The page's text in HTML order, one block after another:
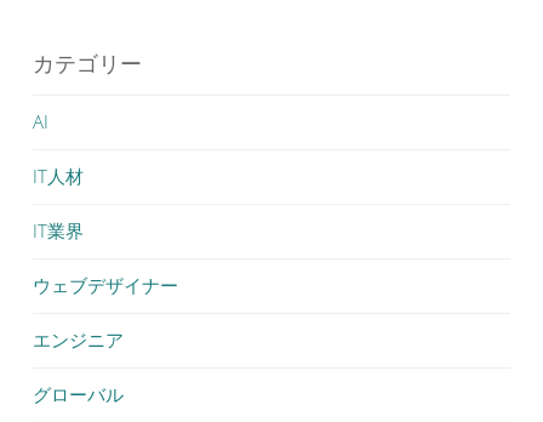
カテゴリー
AI
IT人材
IT業界
ウェブデザイナー
エンジニア
グローバル